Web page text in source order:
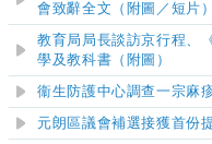
會致辭全文（附圖／短片）
教育局局長談訪京行程、
學及教科書（附圖）
衞生防護中心調查一宗麻
元朗區議會補選接獲首份